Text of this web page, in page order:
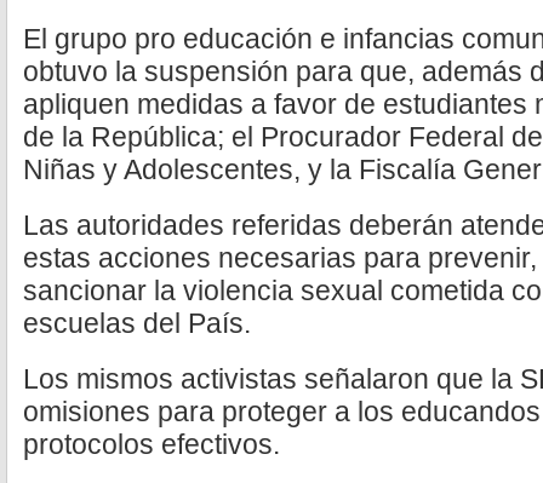
El grupo pro educación e infancias
obtuvo la suspensión para que, además
apliquen medidas a favor de estudiantes
de la República; el Procurador Federal
Niñas y Adolescentes, y la Fiscalía
Las autoridades referidas deberán
estas acciones necesarias para
sancionar la violencia sexual cometida
escuelas del País.
Los mismos activistas señalaron que la
omisiones para proteger a los
protocolos efectivos.